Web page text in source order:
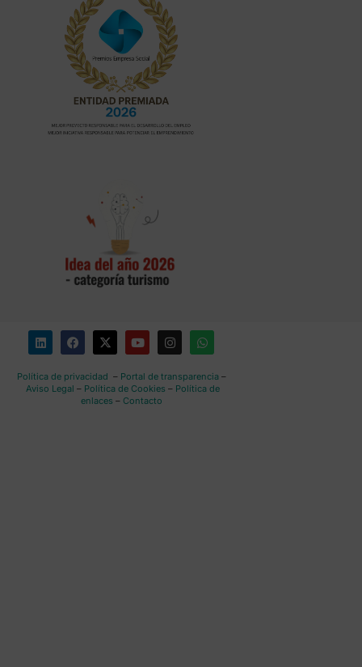
Política de privacidad – Portal de transparencia–
Aviso Legal – Política de Cookies – Política de
enlaces – Contacto